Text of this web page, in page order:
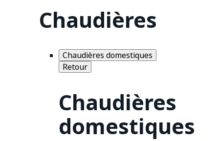
Chaudières
Chaudières domestiques
Retour
Chaudières
domestiques